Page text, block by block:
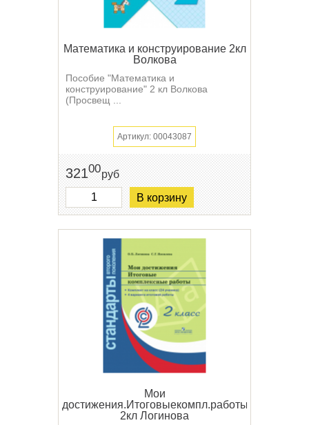
Математика и конструирование 2кл
Волкова
Пособие "Математика и
конструирование" 2 кл Волкова
(Просвещ ...
Артикул: 00043087
32100руб
В корзину
Мои
достижения.Итоговыекомпл.работы
2кл Логинова